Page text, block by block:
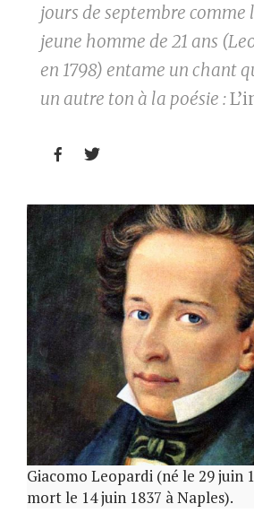
jours de septembre comme
jeune homme de 21 ans
en 1798) entame un chant
un autre ton à la poésie :
 
Giacomo Leopardi (né le 29 juin
mort le 14 juin 1837 à Naples).